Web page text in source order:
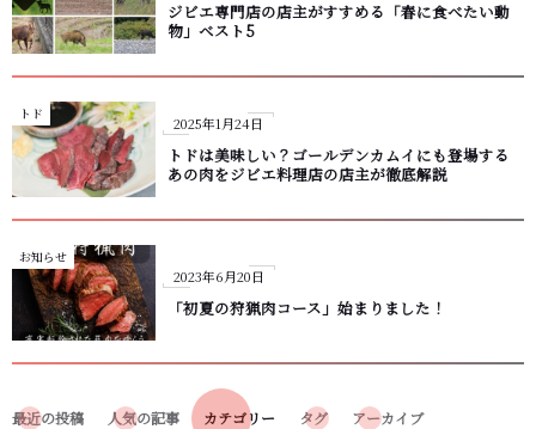
ジビエ専門店の店主がすすめる「春に食べたい動
物」ベスト5
トド
2025年1月24日
トドは美味しい？ゴールデンカムイにも登場する
あの肉をジビエ料理店の店主が徹底解説
お知らせ
2023年6月20日
「初夏の狩猟肉コース」始まりました！
最近の投稿 人気の記事 カテゴリー タグ アーカイブ